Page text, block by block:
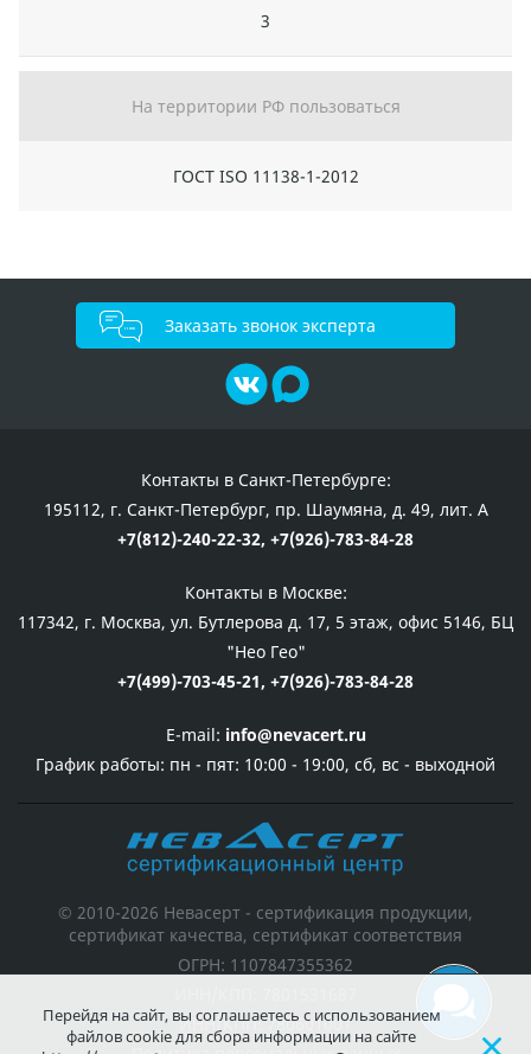
3
На территории РФ пользоваться
ГОСТ ISO 11138-1-2012
Заказать звонок эксперта
Контакты в Санкт-Петербурге:
195112, г. Санкт-Петербург, пр. Шаумяна, д. 49, лит. А
+7(812)-240-22-32, +7(926)-783-84-28
Контакты в Москве:
117342, г. Москва, ул. Бутлерова д. 17, 5 этаж, офис 5146, БЦ
"Нео Гео"
+7(499)-703-45-21, +7(926)-783-84-28
E-mail: info@nevacert.ru
График работы: пн - пят: 10:00 - 19:00, сб, вс - выходной
© 2010-2026 Невасерт - сертификация продукции,
сертификат качества, сертификат соответствия
ОГРН: 1107847355362
ИНН/КПП: 780601001
Перейдя на сайт, вы соглашаетесь с использованием
файлов cookie для сбора информации на сайте